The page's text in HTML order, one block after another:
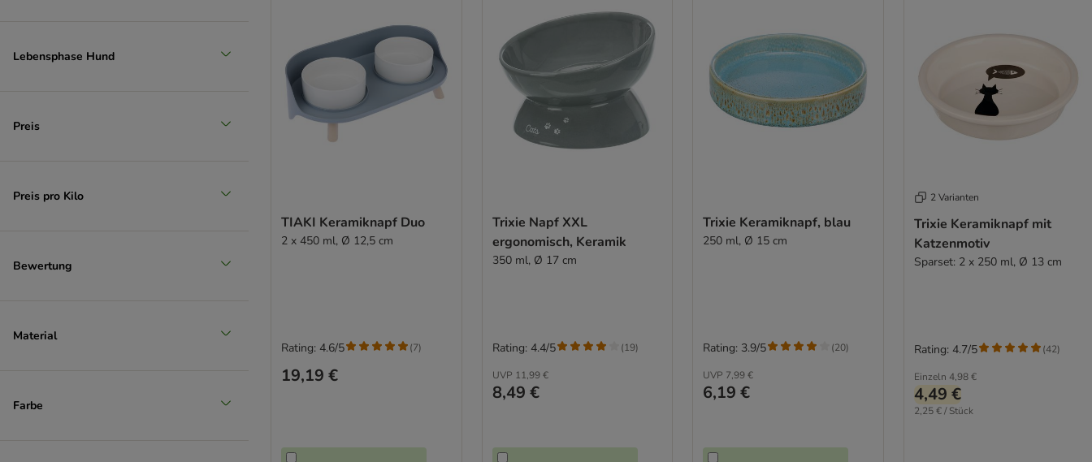
Lebensphase Hund
Preis
Preis pro Kilo
Bewertung
Material
Farbe
TIAKI Keramiknapf Duo
2 x 450 ml, Ø 12,5 cm
19,19 €
Rating: 4.6/5 (7)
Trixie Napf XXL
ergonomisch, Keramik
350 ml, Ø 17 cm
UVP 11,99 €
8,49 €
Rating: 4.4/5 (19)
Trixie Keramiknapf, blau
250 ml, Ø 15 cm
UVP 7,99 €
6,19 €
Rating: 3.9/5 (20)
2 Varianten
Trixie Keramiknapf mit
Katzenmotiv
Sparset: 2 x 250 ml, Ø 13 cm
Einzeln 4,98 €
4,49 €
2,25 € / Stück
Rating: 4.7/5 (42)